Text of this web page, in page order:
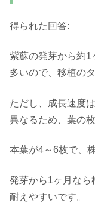
得られた回答:
紫蘇の発芽から約1
多いので、移植の
ただし、成長速度
異なるため、葉の
本葉が4～6枚で、
発芽から1ヶ月なら
耐えやすいです。